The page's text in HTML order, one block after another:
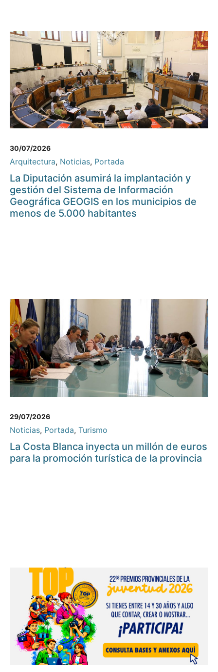
30/07/2026
Arquitectura, Noticias, Portada
La Diputación asumirá la implantación y
gestión del Sistema de Información
Geográfica GEOGIS en los municipios de
menos de 5.000 habitantes
29/07/2026
Noticias, Portada, Turismo
La Costa Blanca inyecta un millón de euros
para la promoción turística de la provincia